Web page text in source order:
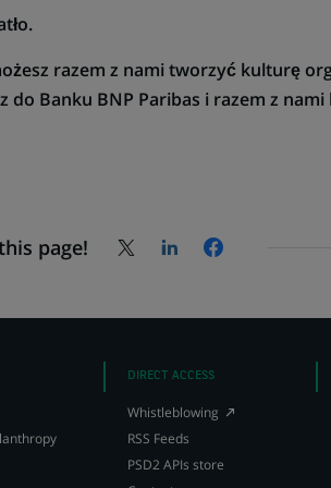
razem z nami tworzyć kulturę
do Banku BNP Paribas i razem z
page!
Share
(Twitter),
a
tab
Share
opens
new
Share
opens
new
DIRECT ACCESS
Whistleblowing(Opens
new
RSS Feeds
PSD2 APIs store